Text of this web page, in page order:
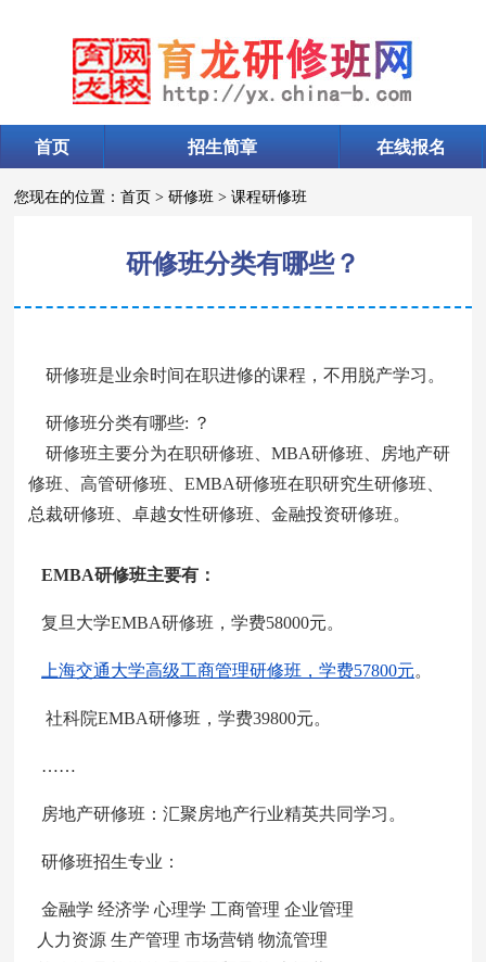
首页 招生简章 在线报名
您现在的位置：首页 >研修班 >课程研修班
研修班分类有哪些？
研修班是业余时间在职进修的课程，不用脱产学习。
研修班分类有哪些: ？
研修班主要分为在职研修班、MBA研修班、房地产研
修班、高管研修班、EMBA研修班在职研究生研修班、
总裁研修班、卓越女性研修班、金融投资研修班。
EMBA研修班主要有：
复旦大学EMBA研修班，学费58000元。
上海交通大学高级工商管理研修班，学费57800元。
社科院EMBA研修班，学费39800元。
……
房地产研修班：汇聚房地产行业精英共同学习。
研修班招生专业：
金融学 经济学 心理学 工商管理 企业管理
人力资源 生产管理 市场营销 物流管理